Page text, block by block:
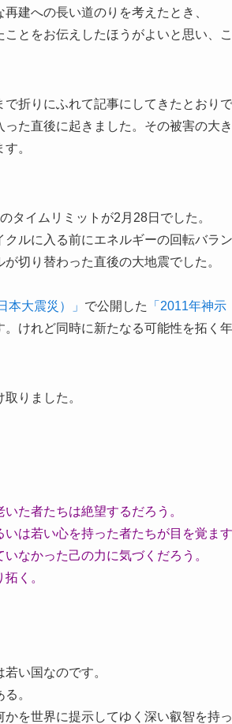
建への長い道のりを考えたとき、
とをお伝えしたほうがよいと思い、
折りにふれて記事にしてきたとおり
った直後に起きました。その被害の大
。
タイムリミットが2月28日でした。
ルに入る前にエネルギーの回転バラ
切り替わった直後の大地震でした。
本大震災）」 で公開した 「2011年神
けれど同時に新たなる可能性を拓く年
りました。
た者たちは絶望するだろう。
は若い心を持った者たちが目を覚ます
なかった己の力に気づくだろう。
く。
い国なのです。
。
を世界に提示してゆく深い叡智を持っ